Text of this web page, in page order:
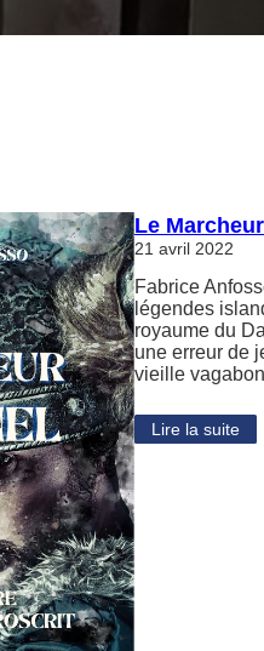
Le
21 avril 2022
Fabrice
légendes
royaume du
une erreur de
vieille
Lire la suite